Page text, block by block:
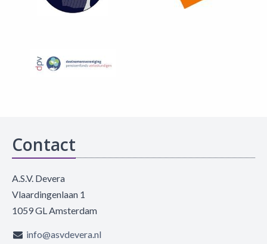
Contact
A.S.V. Devera
Vlaardingenlaan 1
1059 GL Amsterdam
info@asvdevera.nl